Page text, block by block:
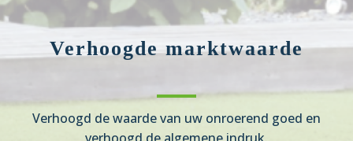
Verhoogde marktwaarde
Verhoogd de waarde van uw onroerend goed en